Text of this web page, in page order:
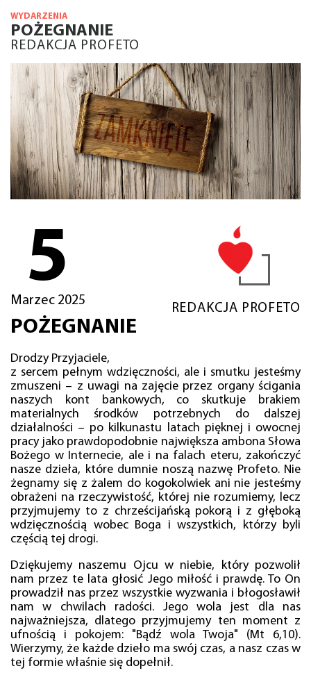
WYDARZENIA
POŻEGNANIE
REDAKCJA PROFETO
5
Marzec 2025
REDAKCJA PROFETO
POŻEGNANIE
Drodzy Przyjaciele,
z sercem pełnym wdzięczności, ale i smutku jesteśmy
zmuszeni – z uwagi na zajęcie przez organy ścigania
naszych kont bankowych, co skutkuje brakiem
materialnych środków potrzebnych do dalszej
działalności – po kilkunastu latach pięknej i owocnej
pracy jako prawdopodobnie największa ambona Słowa
Bożego w Internecie, ale i na falach eteru, zakończyć
nasze dzieła, które dumnie noszą nazwę Profeto. Nie
żegnamy się z żalem do kogokolwiek ani nie jesteśmy
obrażeni na rzeczywistość, której nie rozumiemy, lecz
przyjmujemy to z chrześcijańską pokorą i z głęboką
wdzięcznością wobec Boga i wszystkich, którzy byli
częścią tej drogi.
Dziękujemy naszemu Ojcu w niebie, który pozwolił
nam przez te lata głosić Jego miłość i prawdę. To On
prowadził nas przez wszystkie wyzwania i błogosławił
nam w chwilach radości. Jego wola jest dla nas
najważniejsza, dlatego przyjmujemy ten moment z
ufnością i pokojem: "Bądź wola Twoja" (Mt 6,10).
Wierzymy, że każde dzieło ma swój czas, a nasz czas w
tej formie właśnie się dopełnił.